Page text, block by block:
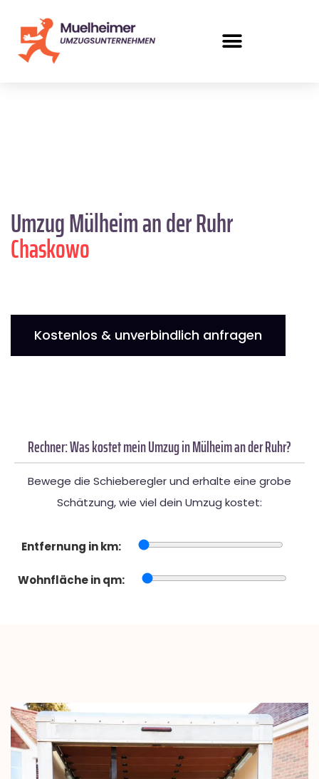
Umzug Mülheim an der Ruhr
Chaskowo
Kostenlos & unverbindlich anfragen
Rechner: Was kostet mein Umzug in Mülheim an der Ruhr?
Bewege die Schieberegler und erhalte eine grobe
Schätzung, wie viel dein Umzug kostet:
Entfernung in km:
Wohnfläche in qm: